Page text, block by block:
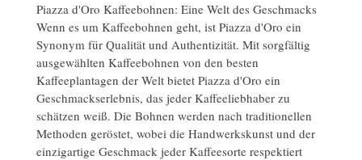
Piazza d'Oro Kaffeebohnen: Eine Welt des Geschmacks
Wenn es um Kaffeebohnen geht, ist Piazza d'Oro ein
Synonym für Qualität und Authentizität. Mit sorgfältig
ausgewählten Kaffeebohnen von den besten
Kaffeeplantagen der Welt bietet Piazza d'Oro ein
Geschmackserlebnis, das jeder Kaffeeliebhaber zu
schätzen weiß. Die Bohnen werden nach traditionellen
Methoden geröstet, wobei die Handwerkskunst und der
einzigartige Geschmack jeder Kaffeesorte respektiert